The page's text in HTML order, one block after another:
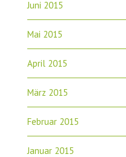
Juni 2015
Mai 2015
April 2015
März 2015
Februar 2015
Januar 2015